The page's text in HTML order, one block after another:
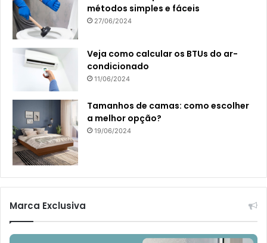
métodos simples e fáceis
27/06/2024
Veja como calcular os BTUs do ar-
condicionado
11/06/2024
Tamanhos de camas: como escolher
a melhor opção?
19/06/2024
Marca Exclusiva